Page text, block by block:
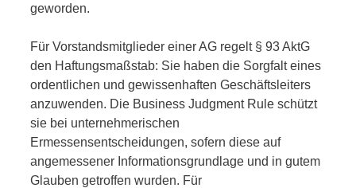
geworden.
Für Vorstandsmitglieder einer AG regelt § 93 AktG
den Haftungsmaßstab: Sie haben die Sorgfalt eines
ordentlichen und gewissenhaften Geschäftsleiters
anzuwenden. Die Business Judgment Rule schützt
sie bei unternehmerischen
Ermessensentscheidungen, sofern diese auf
angemessener Informationsgrundlage und in gutem
Glauben getroffen wurden. Für